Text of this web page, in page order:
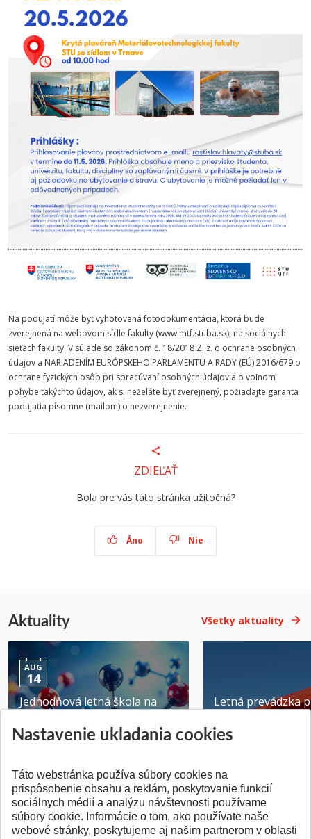
Na podujatí môže byť vyhotovená fotodokumentácia, ktorá bude
zverejnená na webovom sídle fakulty (www.mtf.stuba.sk), na sociálnych
sieťach fakulty. V súlade so zákonom č. 18/2018 Z. z. o ochrane osobných
údajov a NARIADENÍM EURÓPSKEHO PARLAMENTU A RADY (EÚ) 2016/679 o
ochrane fyzických osôb pri spracúvaní osobných údajov a o voľnom
pohybe takýchto údajov, ak si neželáte byť zverejnený, požiadajte garanta
podujatia písomne (mailom) o nezverejnenie.
ZDIEĽAŤ
Bola pre vás táto stránka užitočná?
Áno Nie
Aktuality Všetky aktuality
AUG
14
Jednodňová letná škola na
Pridané 28.07.2026
Letná prevádzka
Pridané 23.06.2026
Nastavenie ukladania cookies
Táto webstránka používa súbory cookies na
prispôsobenie obsahu a reklám, poskytovanie funkcií
sociálnych médií a analýzu návštevnosti používame
súbory cookie. Informácie o tom, ako používate naše
webové stránky, poskytujeme aj našim partnerom v oblasti